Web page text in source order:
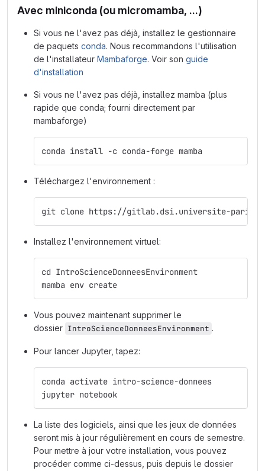
Avec miniconda (ou micromamba, ...)
Si vous ne l'avez pas déjà, installez le gestionnaire
de paquets conda. Nous recommandons l'utilisation
de l'installateur Mambaforge. Voir son guide
d'installation
Si vous ne l'avez pas déjà, installez mamba (plus
rapide que conda; fourni directement par
mambaforge)
conda install -c conda-forge mamba
Téléchargez l'environnement :
git clone https://gitlab.dsi.universite-paris-
Installez l'environnement virtuel:
cd IntroScienceDonneesEnvironment
mamba env create
Vous pouvez maintenant supprimer le
dossier IntroScienceDonneesEnvironment .
Pour lancer Jupyter, tapez:
conda activate intro-science-donnees
jupyter notebook
La liste des logiciels, ainsi que les jeux de données
seront mis à jour régulièrement en cours de semestre.
Pour mettre à jour votre installation, vous pouvez
procéder comme ci-dessus, puis depuis le dossier